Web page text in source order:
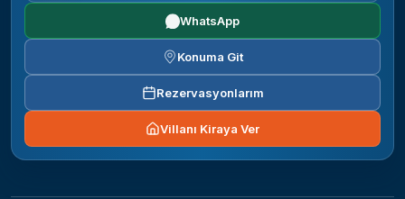
WhatsApp
Konuma Git
Rezervasyonlarım
Villanı Kiraya Ver